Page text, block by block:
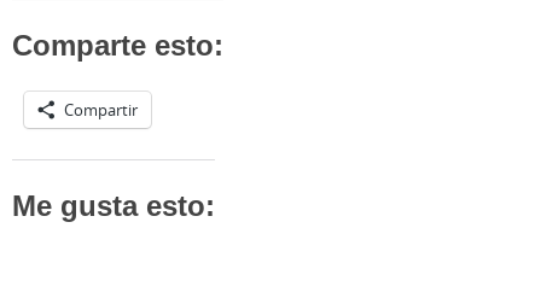
Comparte esto:
Compartir
Me gusta esto: